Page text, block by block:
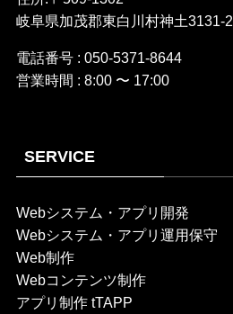
岐阜県加茂郡東白川村神土3131-2
電話番号 : 050-5371-8644
営業時間 : 8:00 〜 17:00
SERVICE
Webシステム・アプリ開発
Webシステム・アプリ運用保守
Web制作
Webコンテンツ制作
アプリ制作 tTAPP